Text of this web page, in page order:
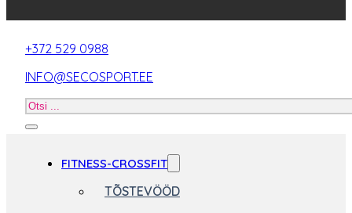
+372 529 0988
INFO@SECOSPORT.EE
Otsi
FITNESS-CROSSFIT
TÕSTEVÖÖD